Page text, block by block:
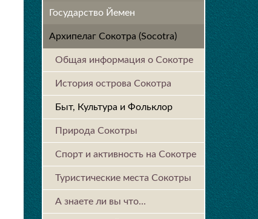
Государство Йемен
Архипелаг Сокотра (Socotra)
Общая информация о Сокотре
История острова Cокотра
Быт, Культура и Фольклор
Природа Сокотры
Спорт и активность на Сокотре
Туристические места Сокотры
А знаете ли вы что...